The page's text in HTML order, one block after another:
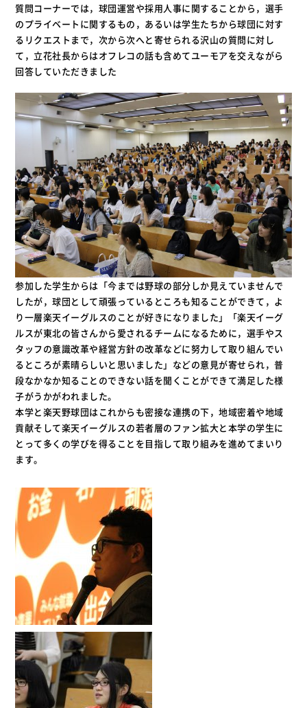
質問コーナーでは，球団運営や採用人事に関することから，選手
のプライベートに関するもの，あるいは学生たちから球団に対す
るリクエストまで，次から次へと寄せられる沢山の質問に対し
て，立花社長からはオフレコの話も含めてユーモアを交えながら
回答していただきました
参加した学生からは「今までは野球の部分しか見えていませんで
したが，球団として頑張っているところも知ることができて，よ
り一層楽天イーグルスのことが好きになりました」「楽天イーグ
ルスが東北の皆さんから愛されるチームになるために，選手やス
タッフの意識改革や経営方針の改革などに努力して取り組んでい
るところが素晴らしいと思いました」などの意見が寄せられ，普
段なかなか知ることのできない話を聞くことができて満足した様
子がうかがわれました。
本学と楽天野球団はこれからも密接な連携の下，地域密着や地域
貢献そして楽天イーグルスの若者層のファン拡大と本学の学生に
とって多くの学びを得ることを目指して取り組みを進めてまいり
ます。